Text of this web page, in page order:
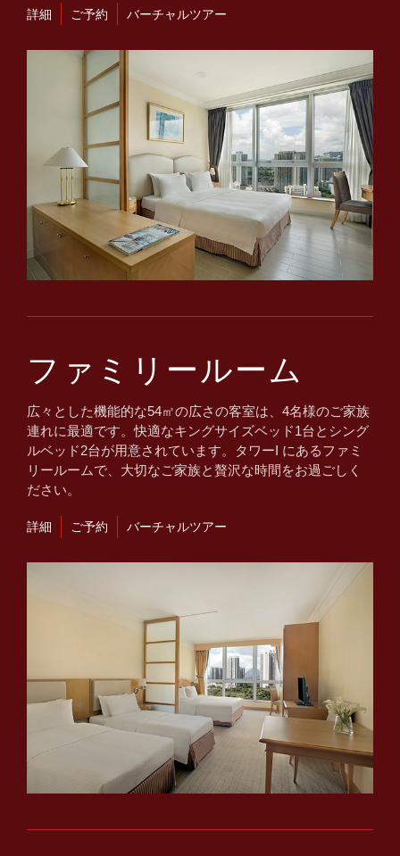
詳細 ご予約 バーチャルツアー
ファミリールーム
広々とした機能的な54㎡の広さの客室は、4名様のご家族
連れに最適です。快適なキングサイズベッド1台とシング
ルベッド2台が用意されています。タワーI にあるファミ
リールームで、大切なご家族と贅沢な時間をお過ごしく
ださい。
詳細 ご予約 バーチャルツアー